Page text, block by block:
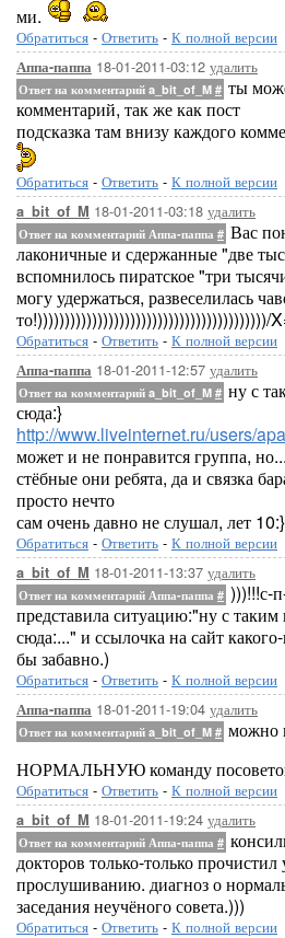
ми.
Обратиться - Ответить - К полной версии
Аппа-паппа 18-01-2011-03:12 удалить
Ответ на комментарий a_bit_of_M # ты
комментарий, так же как пост
подсказка там внизу каждого
Обратиться - Ответить - К полной версии
a_bit_of_M 18-01-2011-03:18 удалить
Ответ на комментарий Аппа-паппа # Вас
лаконичные и сдержанные "две
вспомнилось пиратское "три
могу удержаться, развеселилась
то!))))))))))))))))))))))))))))))))))))))))))/
Обратиться - Ответить - К полной версии
Аппа-паппа 18-01-2011-12:57 удалить
Ответ на комментарий a_bit_of_M # ну с
сюда:}
http://www.liveinternet.ru/users/
может и не понравится группа, но...
стёбные они ребята, да и связка
просто нечто
сам очень давно не слушал, лет 10:}
Обратиться - Ответить - К полной версии
a_bit_of_M 18-01-2011-13:37 удалить
Ответ на комментарий Аппа-паппа # )))!!!с-
представила ситуацию:"ну с таким
сюда:..." и ссылочка на сайт
бы забавно.)
Обратиться - Ответить - К полной версии
Аппа-паппа 18-01-2011-19:04 удалить
Ответ на комментарий a_bit_of_M # можно
НОРМАЛЬНУЮ команду
Обратиться - Ответить - К полной версии
a_bit_of_M 18-01-2011-19:24 удалить
Ответ на комментарий Аппа-паппа #
докторов только-только
прослушиванию. диагноз о
заседания неучёного совета.)))
Обратиться - Ответить - К полной версии